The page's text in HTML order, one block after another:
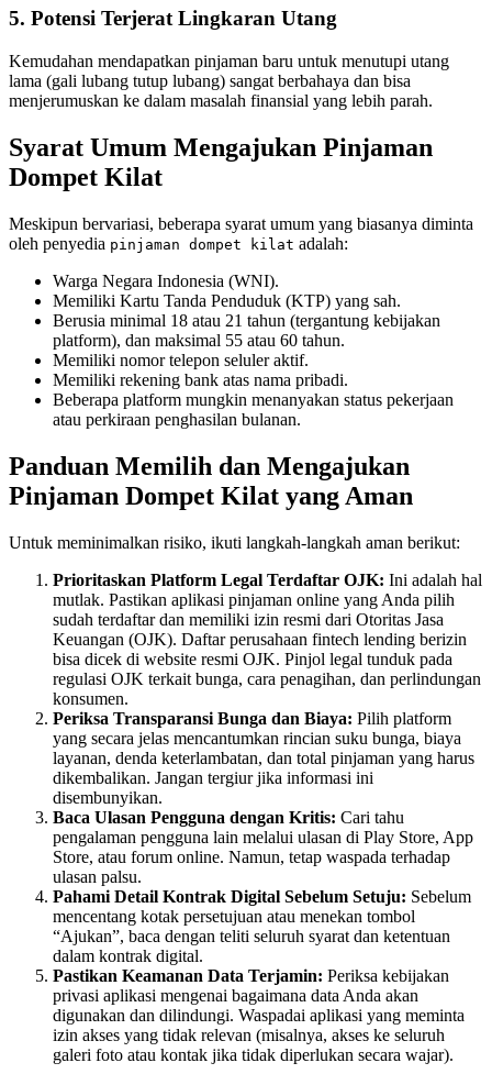
5. Potensi Terjerat Lingkaran Utang
Kemudahan mendapatkan pinjaman baru untuk menutupi utang
lama (gali lubang tutup lubang) sangat berbahaya dan bisa
menjerumuskan ke dalam masalah finansial yang lebih parah.
Syarat Umum Mengajukan Pinjaman
Dompet Kilat
Meskipun bervariasi, beberapa syarat umum yang biasanya diminta
oleh penyedia pinjaman dompet kilat adalah:
Warga Negara Indonesia (WNI).
Memiliki Kartu Tanda Penduduk (KTP) yang sah.
Berusia minimal 18 atau 21 tahun (tergantung kebijakan
platform), dan maksimal 55 atau 60 tahun.
Memiliki nomor telepon seluler aktif.
Memiliki rekening bank atas nama pribadi.
Beberapa platform mungkin menanyakan status pekerjaan
atau perkiraan penghasilan bulanan.
Panduan Memilih dan Mengajukan
Pinjaman Dompet Kilat yang Aman
Untuk meminimalkan risiko, ikuti langkah-langkah aman berikut:
Prioritaskan Platform Legal Terdaftar OJK: Ini adalah hal
mutlak. Pastikan aplikasi pinjaman online yang Anda pilih
sudah terdaftar dan memiliki izin resmi dari Otoritas Jasa
Keuangan (OJK). Daftar perusahaan fintech lending berizin
bisa dicek di website resmi OJK. Pinjol legal tunduk pada
regulasi OJK terkait bunga, cara penagihan, dan perlindungan
konsumen.
Periksa Transparansi Bunga dan Biaya: Pilih platform
yang secara jelas mencantumkan rincian suku bunga, biaya
layanan, denda keterlambatan, dan total pinjaman yang harus
dikembalikan. Jangan tergiur jika informasi ini
disembunyikan.
Baca Ulasan Pengguna dengan Kritis: Cari tahu
pengalaman pengguna lain melalui ulasan di Play Store, App
Store, atau forum online. Namun, tetap waspada terhadap
ulasan palsu.
Pahami Detail Kontrak Digital Sebelum Setuju: Sebelum
mencentang kotak persetujuan atau menekan tombol
“Ajukan”, baca dengan teliti seluruh syarat dan ketentuan
dalam kontrak digital.
Pastikan Keamanan Data Terjamin: Periksa kebijakan
privasi aplikasi mengenai bagaimana data Anda akan
digunakan dan dilindungi. Waspadai aplikasi yang meminta
izin akses yang tidak relevan (misalnya, akses ke seluruh
galeri foto atau kontak jika tidak diperlukan secara wajar).